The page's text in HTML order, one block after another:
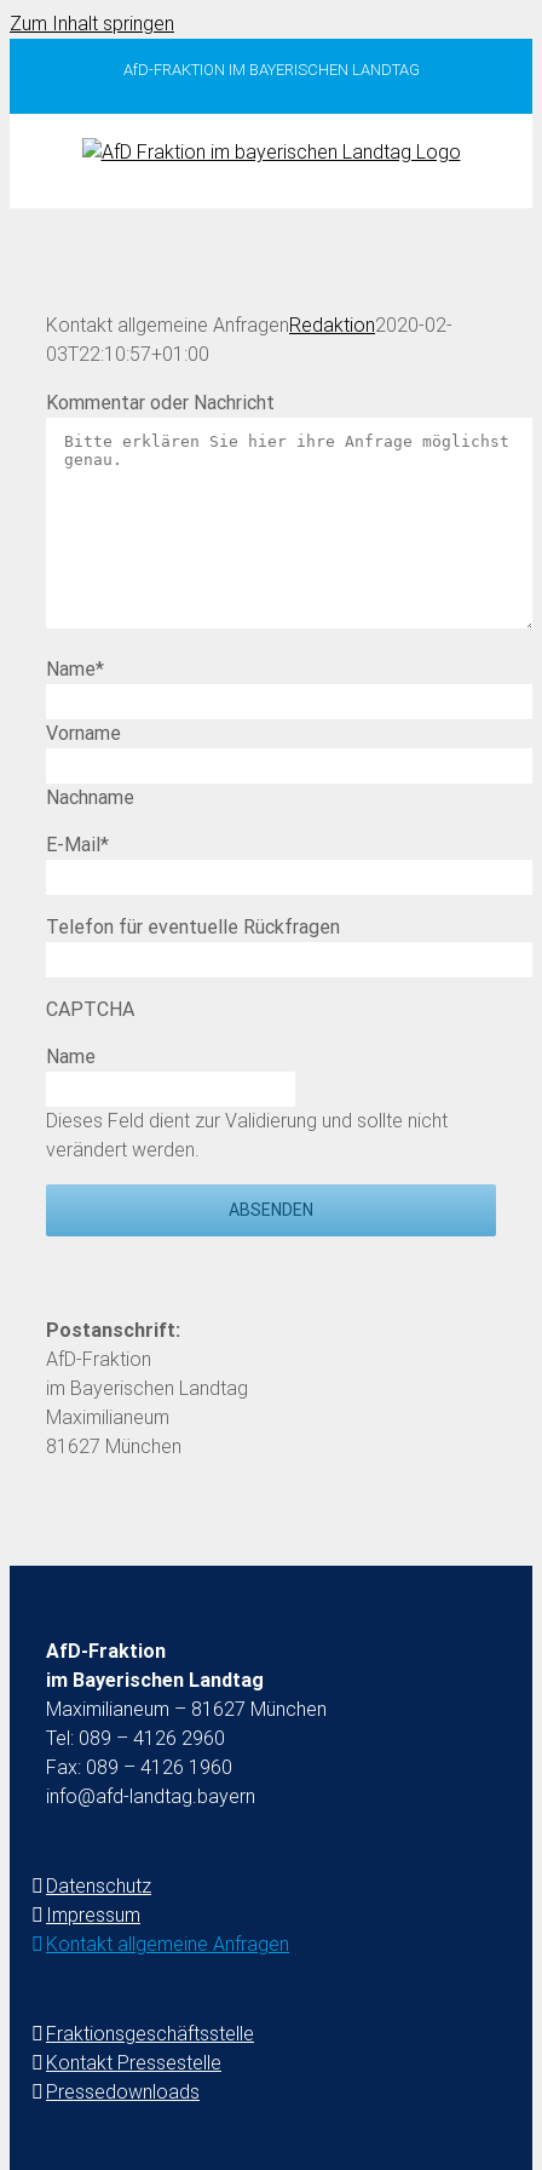
Zum Inhalt springen
AfD-FRAKTION IM BAYERISCHEN LANDTAG
Kontakt allgemeine AnfragenRedaktion2020-02-
03T22:10:57+01:00
Kommentar oder Nachricht
Name*
Vorname
Nachname
E-Mail*
Telefon für eventuelle Rückfragen
CAPTCHA
Name
Dieses Feld dient zur Validierung und sollte nicht
verändert werden.
Postanschrift:
AfD-Fraktion
im Bayerischen Landtag
Maximilianeum
81627 München
AfD-Fraktion
im Bayerischen Landtag
Maximilianeum – 81627 München
Tel: 089 – 4126 2960
Fax: 089 – 4126 1960
info@afd-landtag.bayern
Datenschutz
Impressum
Kontakt allgemeine Anfragen
Fraktionsgeschäftsstelle
Kontakt Pressestelle
Pressedownloads